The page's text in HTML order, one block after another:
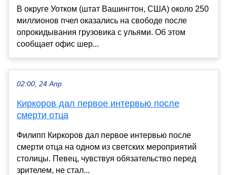
В округе Уотком (штат Вашингтон, США) около 250
миллионов пчел оказались на свободе после
опрокидывания грузовика с ульями. Об этом
сообщает офис шер...
02:00, 24 Апр
Киркоров дал первое интервью после
смерти отца
Филипп Киркоров дал первое интервью после
смерти отца на одном из светских мероприятий
столицы. Певец, чувствуя обязательство перед
зрителем, не стал...